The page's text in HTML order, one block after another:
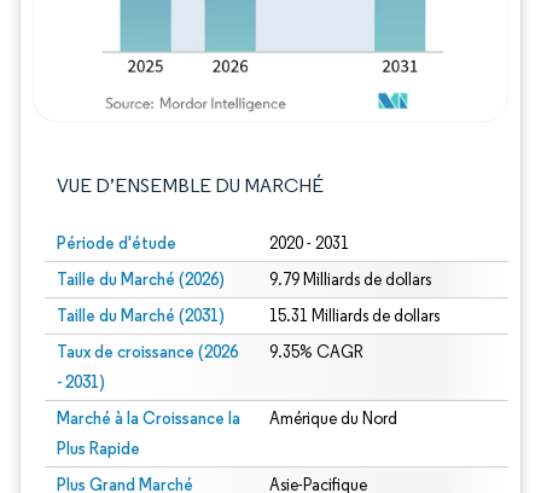
VUE D’ENSEMBLE DU MARCHÉ
Période d'étude 2020 - 2031
Taille du Marché (2026) 9.79 Milliards de dollars
Taille du Marché (2031) 15.31 Milliards de dollars
Taux de croissance (2026
- 2031)
9.35% CAGR
Marché à la Croissance la
Plus Rapide
Amérique du Nord
Plus Grand Marché Asie-Pacifique